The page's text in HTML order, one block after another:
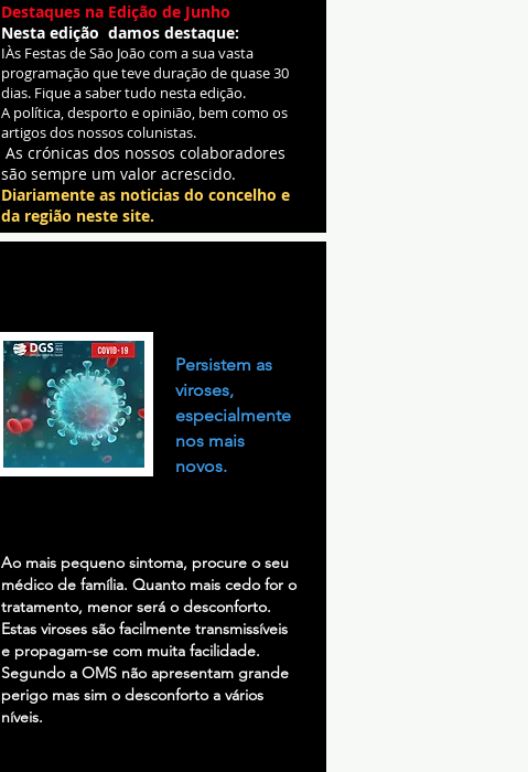
Destaques na Edição de Junho
Nesta edição damos destaque:
IÀs Festas de São João com a sua vasta
programação que teve duração de quase 30
dias. Fique a saber tudo nesta edição.
A política, desporto e opinião, bem como os
artigos dos nossos colunistas.
As crónicas dos nossos colaboradores
são sempre um valor acrescido.
Diariamente as noticias do concelho e
da região neste site.
Persistem as
viroses,
especialmente
nos mais
novos.
Ao mais pequeno sintoma, procure o seu
médico de família. Quanto mais cedo for o
tratamento, menor será o desconforto.
Estas viroses são facilmente transmissíveis
e propagam-se com muita facilidade.
Segundo a OMS não apresentam grande
perigo mas sim o desconforto a vários
níveis.